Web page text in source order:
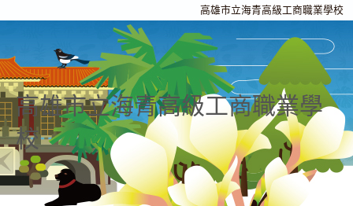
高雄市立海青高級工商職業學校
高雄市立海青高級工商職業學
校